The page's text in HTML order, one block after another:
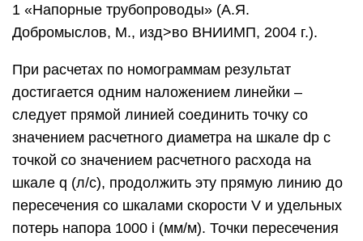
1 «Напорные трубопроводы» (А.Я.
Добромыслов, М., изд>во ВНИИМП, 2004 г.).
При расчетах по номограммам результат
достигается одним наложением линейки –
следует прямой линией соединить точку со
значением расчетного диаметра на шкале dр с
точкой со значением расчетного расхода на
шкале q (л/с), продолжить эту прямую линию до
пересечения со шкалами скорости V и удельных
потерь напора 1000 i (мм/м). Точки пересечения